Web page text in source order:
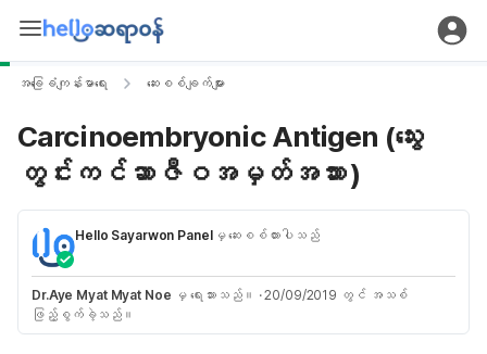
အခြေခံကျန်းမာရေး ဆေးစစ်ချက်များ
Carcinoembryonic Antigen (သွေး
တွင်းကင်ဆာဇီဝအမှတ်အသား )
Hello Sayarwon Panelမှ ဆေးစစ်ထားပါသည်
Dr.Aye Myat Myat Noe မှ ရေးသားသည်။ ·20/09/2019 တွင် အသစ်
ဖြည့်စွက်ခဲ့သည်။